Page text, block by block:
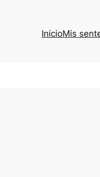
InicioMis